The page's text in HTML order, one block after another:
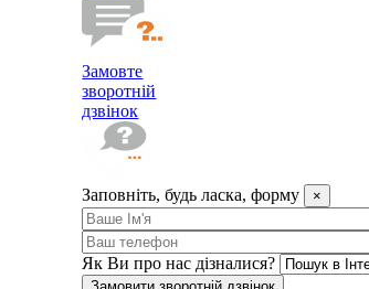
Замовте
зворотній
дзвінок
Заповніть, будь ласка, форму ×
Як Ви про нас дізналися?